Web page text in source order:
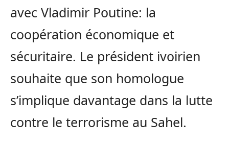
avec Vladimir Poutine: la
coopération économique et
sécuritaire. Le président ivoirien
souhaite que son homologue
s’implique davantage dans la lutte
contre le terrorisme au Sahel.